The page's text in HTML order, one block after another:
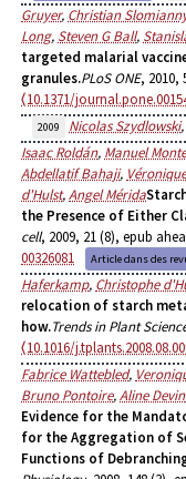
Gruyer, Christian
Long, Steven G Ball,
targeted malarial
granules.PLoS ONE, 2010,
⟨10.1371/
2009
Nicolas Szydlowski,
Isaac Roldán, Manuel
Abdellatif Bahaji,
d'Hulst,Angel Mérida
the Presence of Either
cell, 2009, 21 (8), epub
00326081
Article dans des
Haferkamp, Christophe
relocation of starch
how.Trends in Plant
⟨10.1016/
Fabrice Wattebled,
Bruno Pontoire,Aline Devin
Evidence for the
for the Aggregation of
Functions of